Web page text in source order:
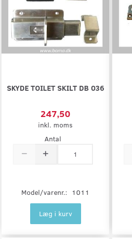
SKYDE TOILET SKILT DB 036
247,50
inkl. moms
Antal
Model/varenr.: 1011
Læg i kurv